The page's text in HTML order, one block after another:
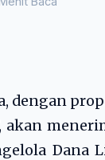
dengan
Dana